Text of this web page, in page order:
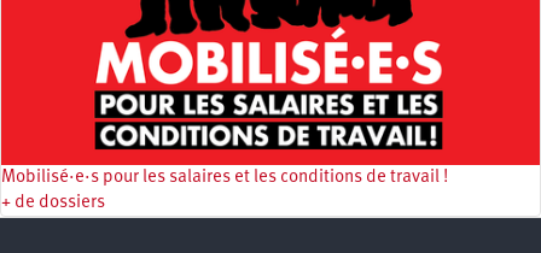
Mobilisé·e·s pour les salaires et les conditions de travail !
+ de dossiers